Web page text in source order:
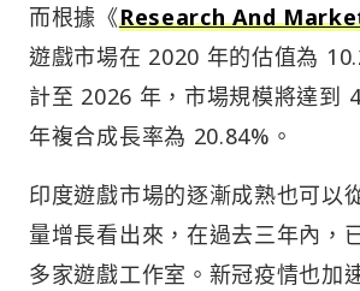
而根據《Research And
遊戲市場在 2020 年的估值為
計至 2026 年，市場規模將達到
年複合成長率為 20.84%。
印度遊戲市場的逐漸成熟也可以
量增長看出來，在過去三年內，
多家遊戲工作室。新冠疫情也加